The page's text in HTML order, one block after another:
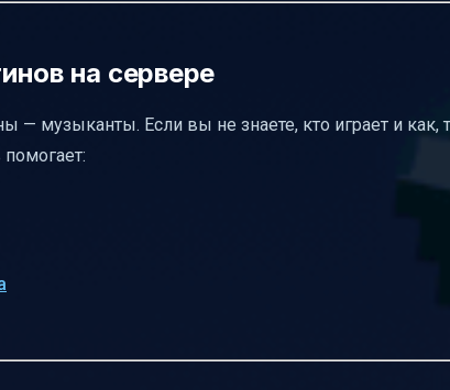
на сервере
— музыканты. Если вы не знаете, кто играет и как,